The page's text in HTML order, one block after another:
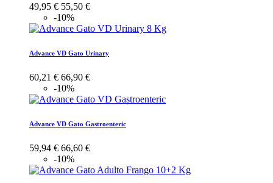
49,95 € 55,50 €
-10%
Advance VD Gato Urinary
60,21 € 66,90 €
-10%
Advance VD Gato Gastroenteric
59,94 € 66,60 €
-10%